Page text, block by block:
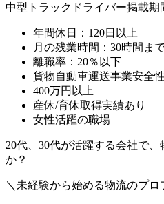
中型トラックドライバー掲載期
年間休日：120日以上
月の残業時間：30時間ま
離職率：20％以下
貨物自動車運送事業安全
400万円以上
産休/育休取得実績あり
女性活躍の職場
20代、30代が活躍する会社で
か？
＼未経験から始める物流のプロ